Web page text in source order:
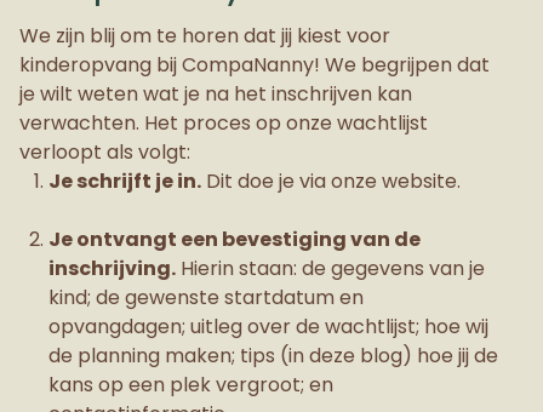
We zijn blij om te horen dat jij kiest voor
kinderopvang bij CompaNanny! We begrijpen dat
je wilt weten wat je na het inschrijven kan
verwachten. Het proces op onze wachtlijst
verloopt als volgt:
Je schrijft je in. Dit doe je via onze website.
Je ontvangt een bevestiging van de
inschrijving. Hierin staan: de gegevens van je
kind; de gewenste startdatum en
opvangdagen; uitleg over de wachtlijst; hoe wij
de planning maken; tips (in deze blog) hoe jij de
kans op een plek vergroot; en